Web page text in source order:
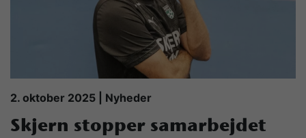
Billetsalg / sæsonkort
Presse
Samarbejdsklubber
2. oktober 2025 | Nyheder
Skjern stopper samarbejdet